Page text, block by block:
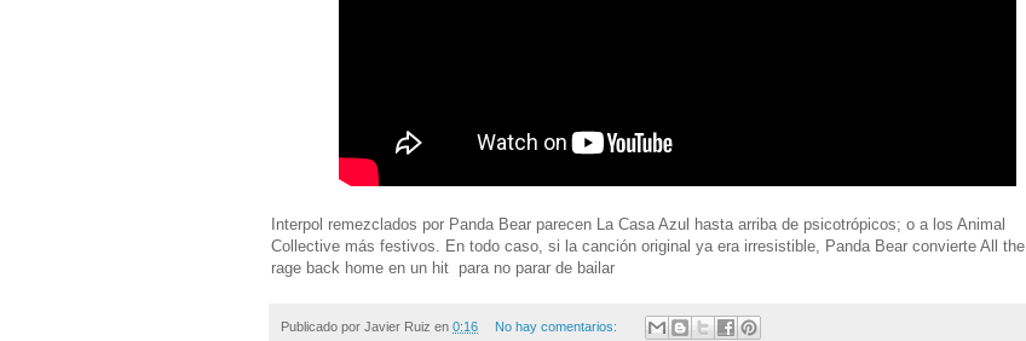
Interpol remezclados por Panda Bear parecen La Casa Azul hasta arriba de psicotrópicos; o a los Animal
Collective más festivos. En todo caso, si la canción original ya era irresistible, Panda Bear convierte All the
rage back home en un hit para no parar de bailar
Publicado por Javier Ruiz en 0:16 No hay comentarios: